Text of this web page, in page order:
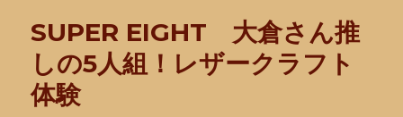
SUPER EIGHT 大倉さん推
しの5人組！レザークラフト
体験